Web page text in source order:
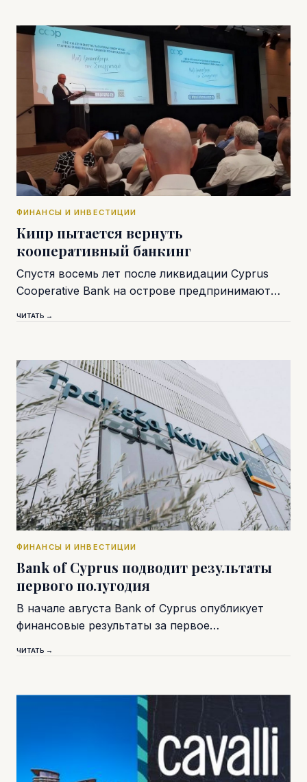
ФИНАНСЫ И ИНВЕСТИЦИИ
Кипр пытается вернуть
кооперативный банкинг
Спустя восемь лет после ликвидации Cyprus
Cooperative Bank на острове предпринимают…
ЧИТАТЬ →
ФИНАНСЫ И ИНВЕСТИЦИИ
Bank of Cyprus подводит результаты
первого полугодия
В начале августа Bank of Cyprus опубликует
финансовые результаты за первое…
ЧИТАТЬ →